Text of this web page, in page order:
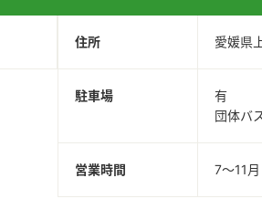
住所 愛媛県
駐車場
有
団体バ
営業時間 7～11